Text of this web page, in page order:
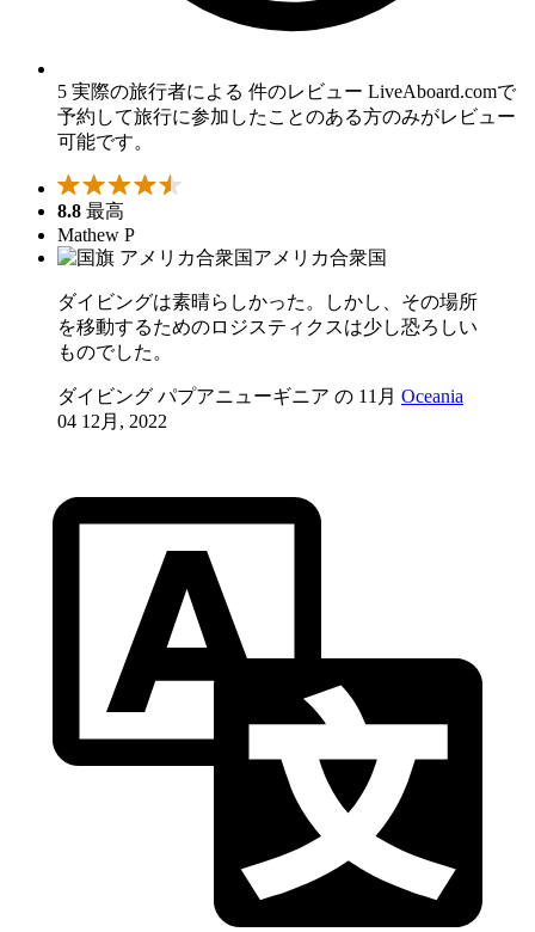
5 実際の旅行者による 件のレビュー LiveAboard.comで
予約して旅行に参加したことのある方のみがレビュー
可能です。
8.8 最高
Mathew P
アメリカ合衆国
ダイビングは素晴らしかった。しかし、その場所
を移動するためのロジスティクスは少し恐ろしい
ものでした。
ダイビング パプアニューギニア の 11月 Oceania
04 12月, 2022